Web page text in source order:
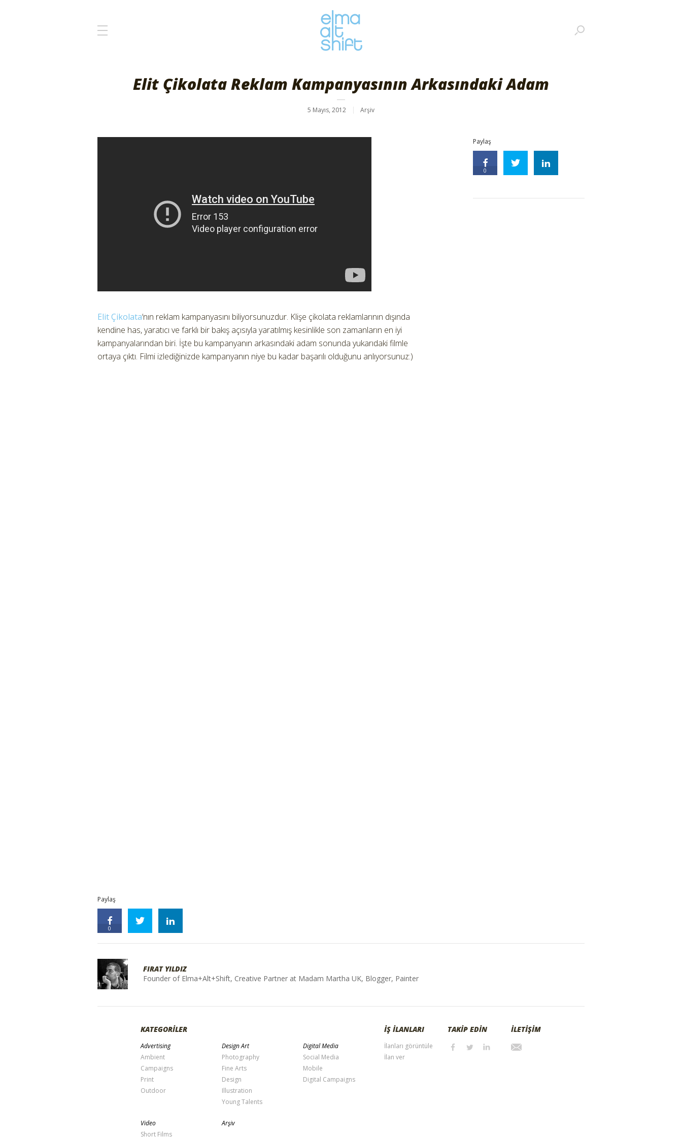
Elit Çikolata Reklam Kampanyasının Arkasındaki Adam
5 Mayıs, 2012 Arşiv
Elit Çikolata‘nın reklam kampanyasını biliyorsunuzdur. Klişe çikolata reklamlarının dışında
kendine has, yaratıcı ve farklı bir bakış açısıyla yaratılmış kesinlikle son zamanların en iyi
kampanyalarından biri. İşte bu kampanyanın arkasındaki adam sonunda yukarıdaki filmle
ortaya çıktı. Filmi izlediğinizde kampanyanın niye bu kadar başarılı olduğunu anlıyorsunuz:)
Paylaş
0
Paylaş
0
FIRAT YILDIZ
Founder of Elma+Alt+Shift, Creative Partner at Madam Martha UK, Blogger, Painter
KATEGORİLER
Advertising
Ambient
Campaigns
Print
Outdoor
Design Art
Photography
Fine Arts
Design
Illustration
Young Talents
Digital Media
Social Media
Mobile
Digital Campaigns
Video
Short Films
Arşiv
İŞ İLANLARI
İlanları görüntüle
İlan ver
TAKİP EDİN İLETİŞİM